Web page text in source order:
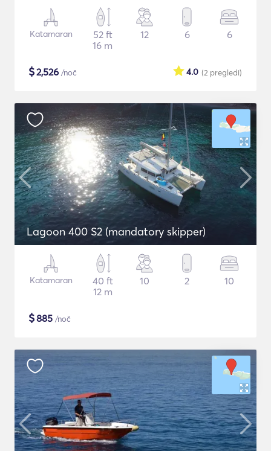
Katamaran
52 ft
16 m
12 6 6
$2,526 /noč (2 pregledi)
4.0
Lagoon 400 S2 (mandatory skipper)
Katamaran
40 ft
12 m
10 2 10
$885 /noč